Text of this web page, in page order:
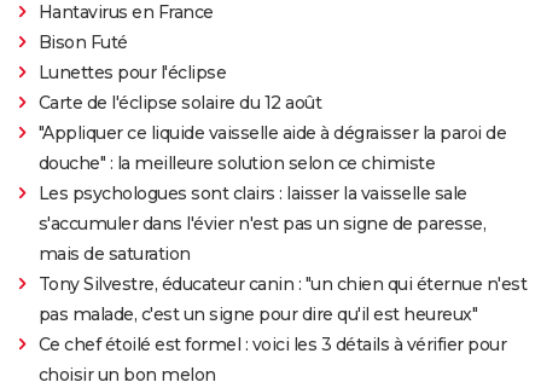
Hantavirus en France
Bison Futé
Lunettes pour l'éclipse
Carte de l'éclipse solaire du 12 août
"Appliquer ce liquide vaisselle aide à dégraisser la paroi de
douche" : la meilleure solution selon ce chimiste
Les psychologues sont clairs : laisser la vaisselle sale
s'accumuler dans l'évier n'est pas un signe de paresse,
mais de saturation
Tony Silvestre, éducateur canin : "un chien qui éternue n'est
pas malade, c'est un signe pour dire qu'il est heureux"
Ce chef étoilé est formel : voici les 3 détails à vérifier pour
choisir un bon melon